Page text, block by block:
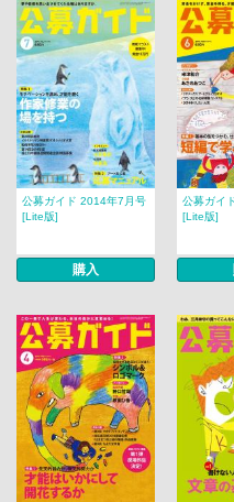
公募ガイド 2014年7月号
[Lite版]
購入
公募ガイ
[Lite版]